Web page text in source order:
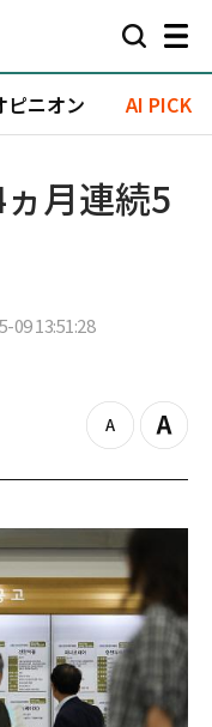
ピニオン AI PICK
月連続5
09 13:51:28
z
o
o
u
t
Z
o
i